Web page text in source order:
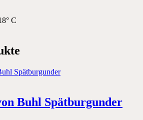
C
Buhl Spätburgunder